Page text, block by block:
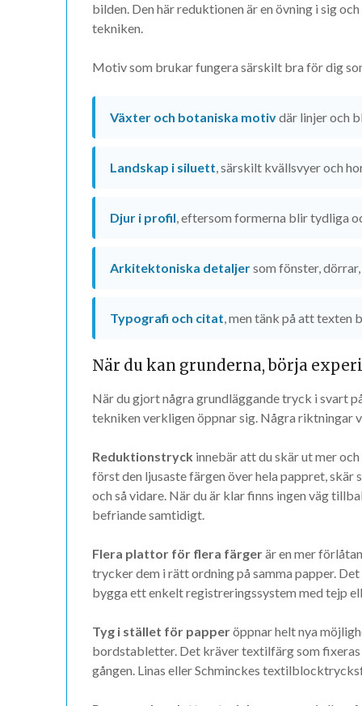
bilden. Den här reduktionen är en övning i sig
tekniken.
Motiv som brukar fungera särskilt bra för dig
Växter och botaniska motivdär linjer och
Landskap i siluett, särskilt kvällsvyer och
Djur i profil, eftersom formerna blir tydliga
Arkitektoniska detaljersom fönster,
Typografi och citat, men tänk på att texten
När du kan grunderna, börja
När du gjort några grundläggande tryck i svart
tekniken verkligen öppnar sig. Några riktningar
Reduktionstryck innebär att du skär ut mer
först den ljusaste färgen över hela pappret,
och så vidare. När du är klar finns ingen väg
befriande samtidigt.
Flera plattor för flera färgerär en mer
trycker dem i rätt ordning på samma papper.
bygga ett enkelt registreringssystem med tejp
Tyg i stället för papperöppnar helt nya
bordstabletter. Det kräver textilfärg som
gången. Linas eller Schminckes